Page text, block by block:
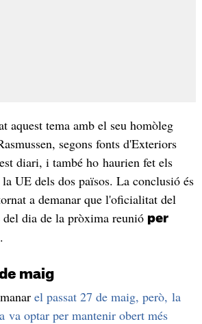
aquest tema amb el seu homòleg
segons fonts d'Exteriors
diari, i també ho haurien fet els
UE dels dos països. La conclusió és
a demanar que l'oficialitat del
dia de la pròxima reunió per
.
maig
el passat 27 de maig, però, la
va optar per mantenir obert més